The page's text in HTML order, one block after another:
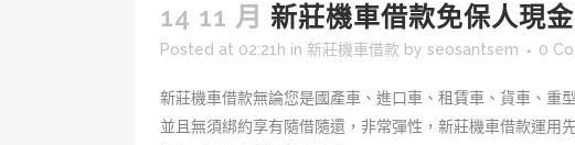
14 11 月 新莊機車借款免保人現
Posted at 02:21h in 新莊機車借款 by seosantsem 0
新莊機車借款無論您是國產車、進口車、租賃車、貨車、重
並且無須綁約享有隨借隨還，非常彈性，新莊機車借款運用